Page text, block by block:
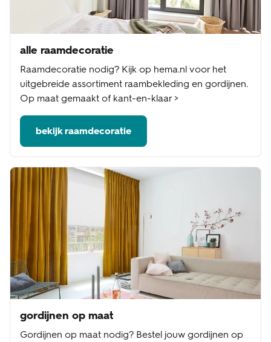
alle raamdecoratie
Raamdecoratie nodig? Kijk op hema.nl voor het
uitgebreide assortiment raambekleding en gordijnen.
Op maat gemaakt of kant-en-klaar >
bekijk raamdecoratie
gordijnen op maat
Gordijnen op maat nodig? Bestel jouw gordijnen op